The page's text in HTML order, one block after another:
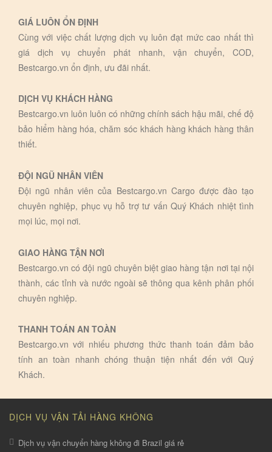
GIÁ LUÔN ỔN ĐỊNH
Cùng với việc chất lượng dịch vụ luôn đạt mức cao nhất thì
giá dịch vụ chuyển phát nhanh, vận chuyển, COD,
Bestcargo.vn ổn định, ưu đãi nhất.
DỊCH VỤ KHÁCH HÀNG
Bestcargo.vn luôn luôn có những chính sách hậu mãi, chế độ
bảo hiểm hàng hóa, chăm sóc khách hàng khách hàng thân
thiết.
ĐỘI NGŨ NHÂN VIÊN
Đội ngũ nhân viên của Bestcargo.vn Cargo được đào tạo
chuyên nghiệp, phục vụ hỗ trợ tư vấn Quý Khách nhiệt tình
mọi lúc, mọi nơi.
GIAO HÀNG TẬN NƠI
Bestcargo.vn có đội ngũ chuyên biệt giao hàng tận nơi tại nội
thành, các tỉnh và nước ngoài sẽ thông qua kênh phân phối
chuyên nghiệp.
THANH TOÁN AN TOÀN
Bestcargo.vn với nhiếu phương thức thanh toán đảm bảo
tính an toàn nhanh chóng thuận tiện nhất đến với Quý
Khách.
DỊCH VỤ VẬN TẢI HÀNG KHÔNG
Dịch vụ vận chuyển hàng không đi Brazil giá rẻ